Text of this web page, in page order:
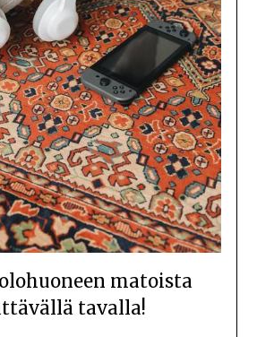
matoista
tavalla!